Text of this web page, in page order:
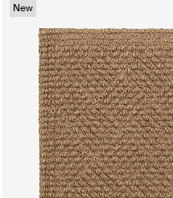
New